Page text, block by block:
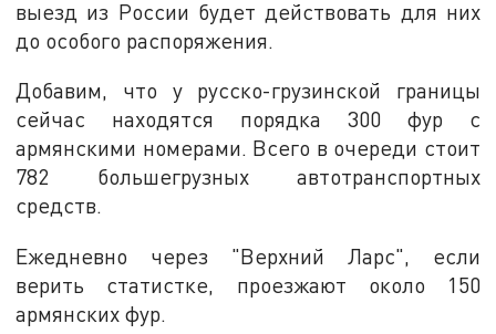
выезд из России будет действовать для них
до особого распоряжения.
Добавим, что у русско-грузинской границы
сейчас находятся порядка 300 фур с
армянскими номерами. Всего в очереди стоит
782 большегрузных автотранспортных
средств.
Ежедневно через "Верхний Ларс", если
верить статистке, проезжают около 150
армянских фур.